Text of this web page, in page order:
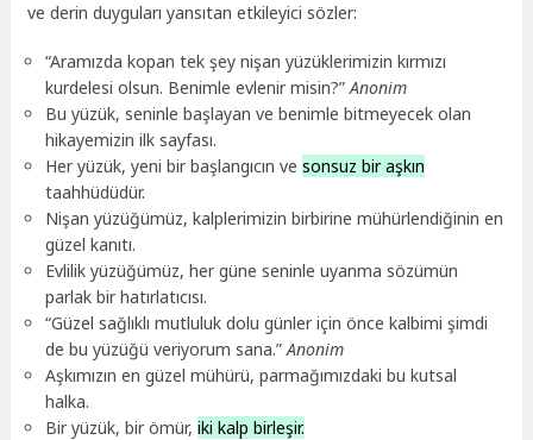
ve derin duyguları yansıtan etkileyici sözler:
“Aramızda kopan tek şey nişan yüzüklerimizin kırmızı
kurdelesi olsun. Benimle evlenir misin?”Anonim
Bu yüzük, seninle başlayan ve benimle bitmeyecek olan
hikayemizin ilk sayfası.
Her yüzük, yeni bir başlangıcın vesonsuz bir aşkın
taahhüdüdür.
Nişan yüzüğümüz, kalplerimizin birbirine mühürlendiğinin en
güzel kanıtı.
Evlilik yüzüğümüz, her güne seninle uyanma sözümün
parlak bir hatırlatıcısı.
“Güzel sağlıklı mutluluk dolu günler için önce kalbimi şimdi
de bu yüzüğü veriyorum sana.”Anonim
Aşkımızın en güzel mühürü, parmağımızdaki bu kutsal
halka.
Bir yüzük, bir ömür,iki kalp birleşir.